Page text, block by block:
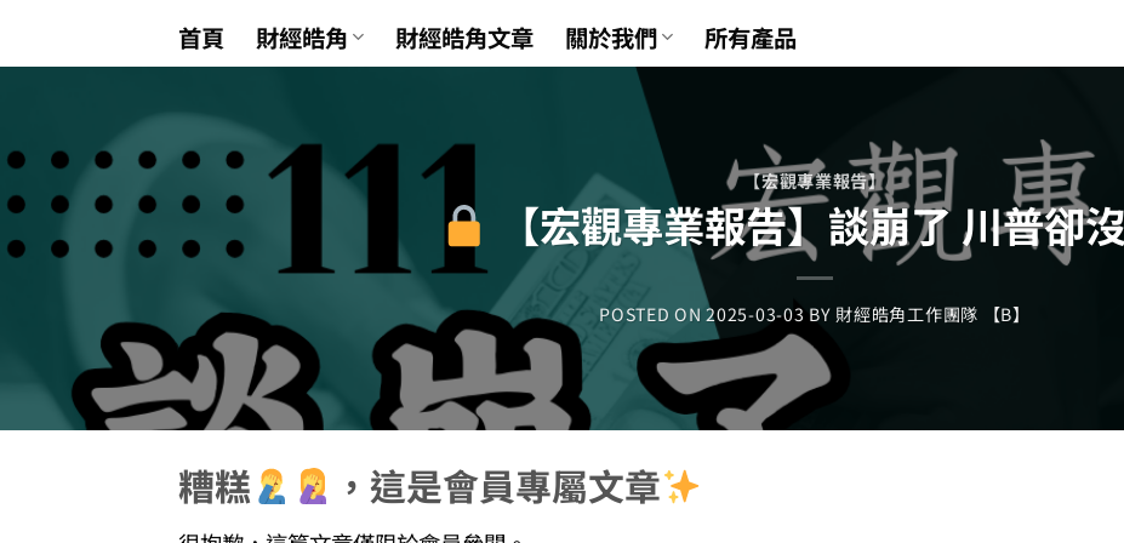
首頁 財經皓角 財經皓角文章 關於我們 所有產品
【宏觀專業報告】
【宏觀專業報告】談崩了 川普卻
POSTED ON 2025-03-03 BY 財經皓角工作團隊 【B】
糟糕 ，這是會員專屬文章